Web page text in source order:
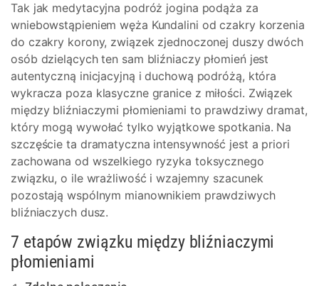
Tak jak medytacyjna podróż jogina podąża za
wniebowstąpieniem węża Kundalini od czakry korzenia
do czakry korony, związek zjednoczonej duszy dwóch
osób dzielących ten sam bliźniaczy płomień jest
autentyczną inicjacyjną i duchową podróżą, która
wykracza poza klasyczne granice z miłości. Związek
między bliźniaczymi płomieniami to prawdziwy dramat,
który mogą wywołać tylko wyjątkowe spotkania. Na
szczęście ta dramatyczna intensywność jest a priori
zachowana od wszelkiego ryzyka toksycznego
związku, o ile wrażliwość i wzajemny szacunek
pozostają wspólnym mianownikiem prawdziwych
bliźniaczych dusz.
7 etapów związku między bliźniaczymi
płomieniami